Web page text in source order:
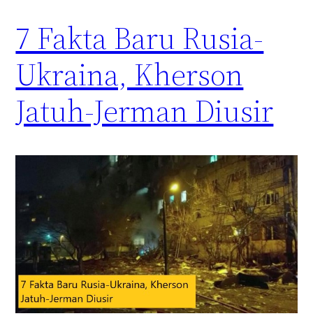
7 Fakta Baru Rusia-
Ukraina, Kherson
Jatuh-Jerman Diusir